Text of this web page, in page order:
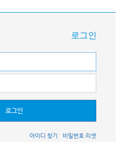
로그인
로그인
비밀번호 리셋
아이디 찾기